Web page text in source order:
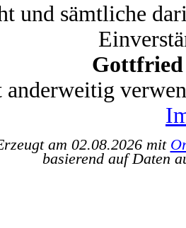
und sämtliche
Gottfried
anderweitig
am 02.08.2026 mit
basierend auf Daten